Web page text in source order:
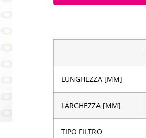
LUNGHEZZA [MM]
LARGHEZZA [MM]
TIPO FILTRO